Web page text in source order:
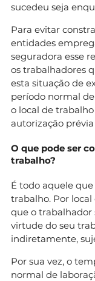
sucedeu seja
Para evitar
entidades
seguradora esse
os trabalhadores
esta situação de
período normal
o local de
autorização
O que pode ser
trabalho?
É todo aquele
trabalho. Por
que o trabalhador
virtude do seu
indiretamente,
Por sua vez, o
normal de